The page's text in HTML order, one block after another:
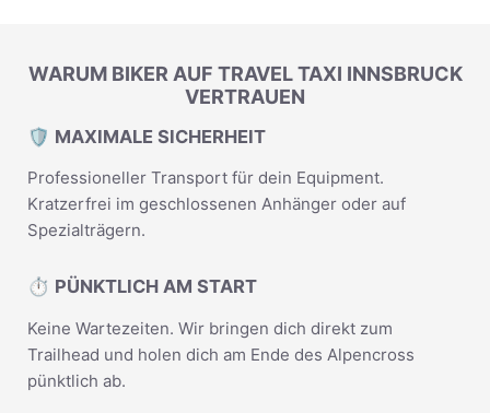
WARUM BIKER AUF TRAVEL TAXI INNSBRUCK
VERTRAUEN
🛡️ MAXIMALE SICHERHEIT
Professioneller Transport für dein Equipment.
Kratzerfrei im geschlossenen Anhänger oder auf
Spezialträgern.
⏱️ PÜNKTLICH AM START
Keine Wartezeiten. Wir bringen dich direkt zum
Trailhead und holen dich am Ende des Alpencross
pünktlich ab.